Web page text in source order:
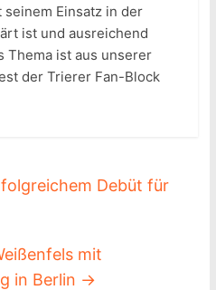
Einsatz in der
ist und ausreichend
Thema ist aus unserer
der Trierer Fan-Block
Debüt für
mit
in Berlin →